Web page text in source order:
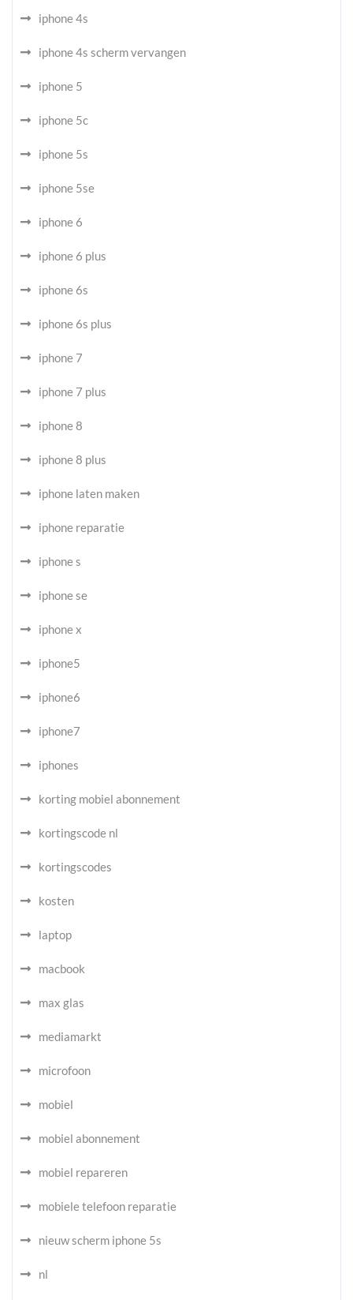
iphone 4s
iphone 4s scherm vervangen
iphone 5
iphone 5c
iphone 5s
iphone 5se
iphone 6
iphone 6 plus
iphone 6s
iphone 6s plus
iphone 7
iphone 7 plus
iphone 8
iphone 8 plus
iphone laten maken
iphone reparatie
iphone s
iphone se
iphone x
iphone5
iphone6
iphone7
iphones
korting mobiel abonnement
kortingscode nl
kortingscodes
kosten
laptop
macbook
max glas
mediamarkt
microfoon
mobiel
mobiel abonnement
mobiel repareren
mobiele telefoon reparatie
nieuw scherm iphone 5s
nl